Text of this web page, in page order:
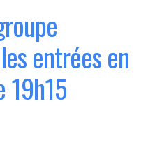
entrées en
19h15